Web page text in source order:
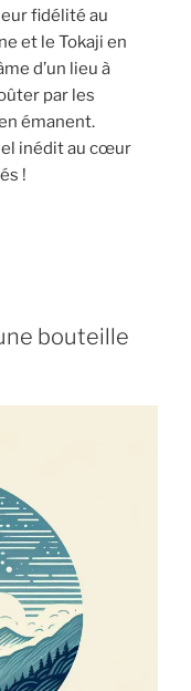
fidélité au
et le Tokaji en
d’un lieu à
par les
émanent.
inédit au cœur
!
bouteille